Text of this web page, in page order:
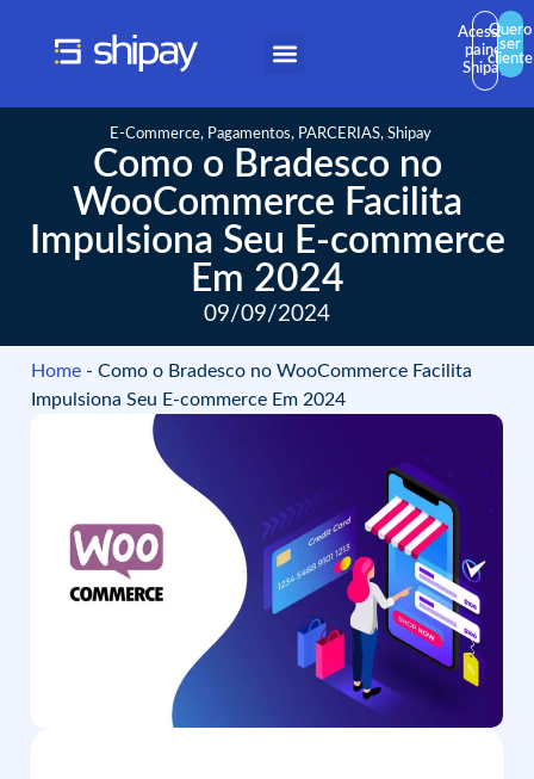
Acessar
painel
Shipay
Quero
ser
cliente
E-Commerce, Pagamentos, PARCERIAS, Shipay
Como o Bradesco no
WooCommerce Facilita
Impulsiona Seu E-commerce
Em 2024
09/09/2024
Home -Como o Bradesco no WooCommerce Facilita
Impulsiona Seu E-commerce Em 2024